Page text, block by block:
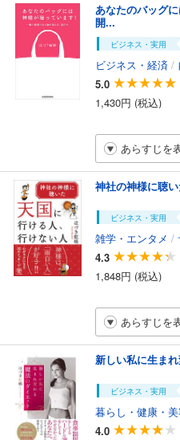
あなたのバッグ
開...
ビジネス・実用
ビジネス・経済 /
5.0
1,430円 (税込)
あらすじを
神社の神様に聴
ビジネス・実用
雑学・エンタメ /
4.3
1,848円 (税込)
あらすじを
新しい私に生ま
ビジネス・実用
暮らし・健康・
4.0